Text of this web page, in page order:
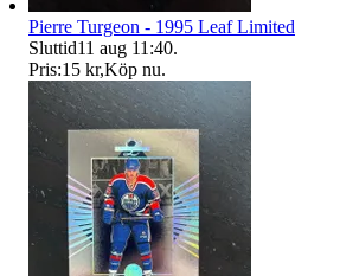
Pierre Turgeon - 1995 Leaf Limited
Sluttid11 aug 11:40.
Pris:15 kr,Köp nu.